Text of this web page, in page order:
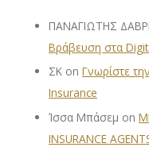
ΠΑΝΑΓΙΩΤΗΣ
Βράβευση στα
ΣΚ onΓνωρίστε
Insurance
Ίσσα Μπάσεμ on
INSURANCE